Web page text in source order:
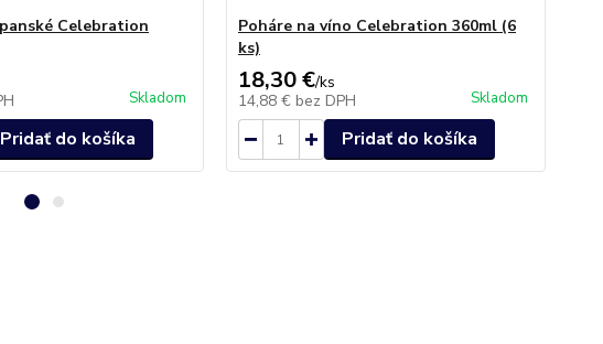
Celebration
Skladom
Pridať do košíka
Poháre na víno Celebration 360ml (6
ks)
18,30 €/ks
14,88 € bez DPH Skladom
Pridať do košíka